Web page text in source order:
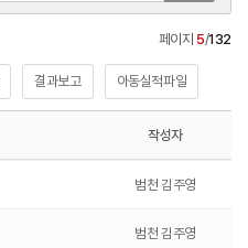
페이지 5/132
결과보고 아동실적파일
작성자
범천 김주영
범천 김주영